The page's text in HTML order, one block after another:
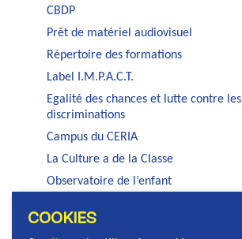
CBDP
Prêt de matériel audiovisuel
Répertoire des formations
Label I.M.P.A.C.T.
Egalité des chances et lutte contre les
discriminations
Campus du CERIA
La Culture a de la Classe
Observatoire de l’enfant
Service PSE de la COCOF
COOKIES